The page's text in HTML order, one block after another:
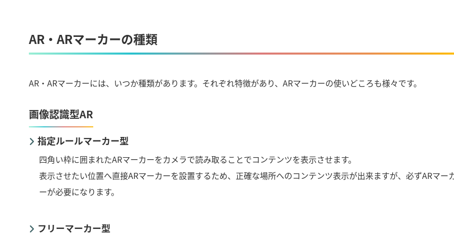
AR・ARマーカーの種類
AR・ARマーカーには、いつか種類があります。それぞれ特徴があり、ARマーカーの使いどころも様々です。
画像認識型AR
指定ルールマーカー型
四角い枠に囲まれたARマーカーをカメラで読み取ることでコンテンツを表示させます。
表示させたい位置へ直接ARマーカーを設置するため、正確な場所へのコンテンツ表示が出来ますが、必ずARマー
ーが必要になります。
フリーマーカー型